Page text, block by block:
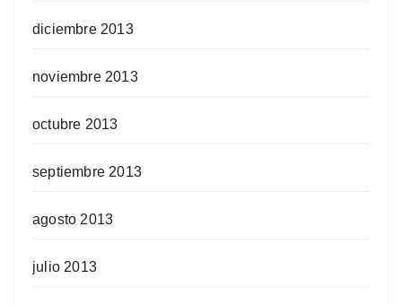
diciembre 2013
noviembre 2013
octubre 2013
septiembre 2013
agosto 2013
julio 2013